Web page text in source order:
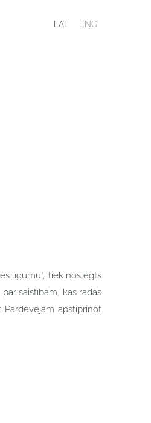
LAT ENG
līgumu”, tiek noslēgts
saistībām, kas radās
apstiprinot